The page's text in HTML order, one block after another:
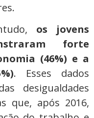
os jovens
forte
(46%) e a
. Esses dados
desigualdades
que, após 2016,